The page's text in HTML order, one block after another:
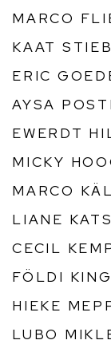
MARCO
KAAT
ERIC
AYSA
EWERDT
MICKY
MARCO
LIANE
CECIL
FÖLDI
HIEKE
LUBO